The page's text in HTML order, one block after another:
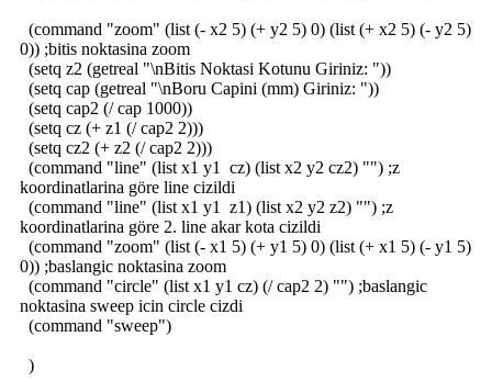
(command "zoom" (list (- x2 5) (+ y2 5) 0) (list (+ x2 5) (- y2 5)
0)) ;bitis noktasina zoom
(setq z2 (getreal "\nBitis Noktasi Kotunu Giriniz: "))
(setq cap (getreal "\nBoru Capini (mm) Giriniz: "))
(setq cap2 (/ cap 1000))
(setq cz (+ z1 (/ cap2 2)))
(setq cz2 (+ z2 (/ cap2 2)))
(command "line" (list x1 y1 cz) (list x2 y2 cz2) "") ;z
koordinatlarina göre line cizildi
(command "line" (list x1 y1 z1) (list x2 y2 z2) "") ;z
koordinatlarina göre 2. line akar kota cizildi
(command "zoom" (list (- x1 5) (+ y1 5) 0) (list (+ x1 5) (- y1 5)
0)) ;baslangic noktasina zoom
(command "circle" (list x1 y1 cz) (/ cap2 2) "") ;baslangic
noktasina sweep icin circle cizdi
(command "sweep")
)